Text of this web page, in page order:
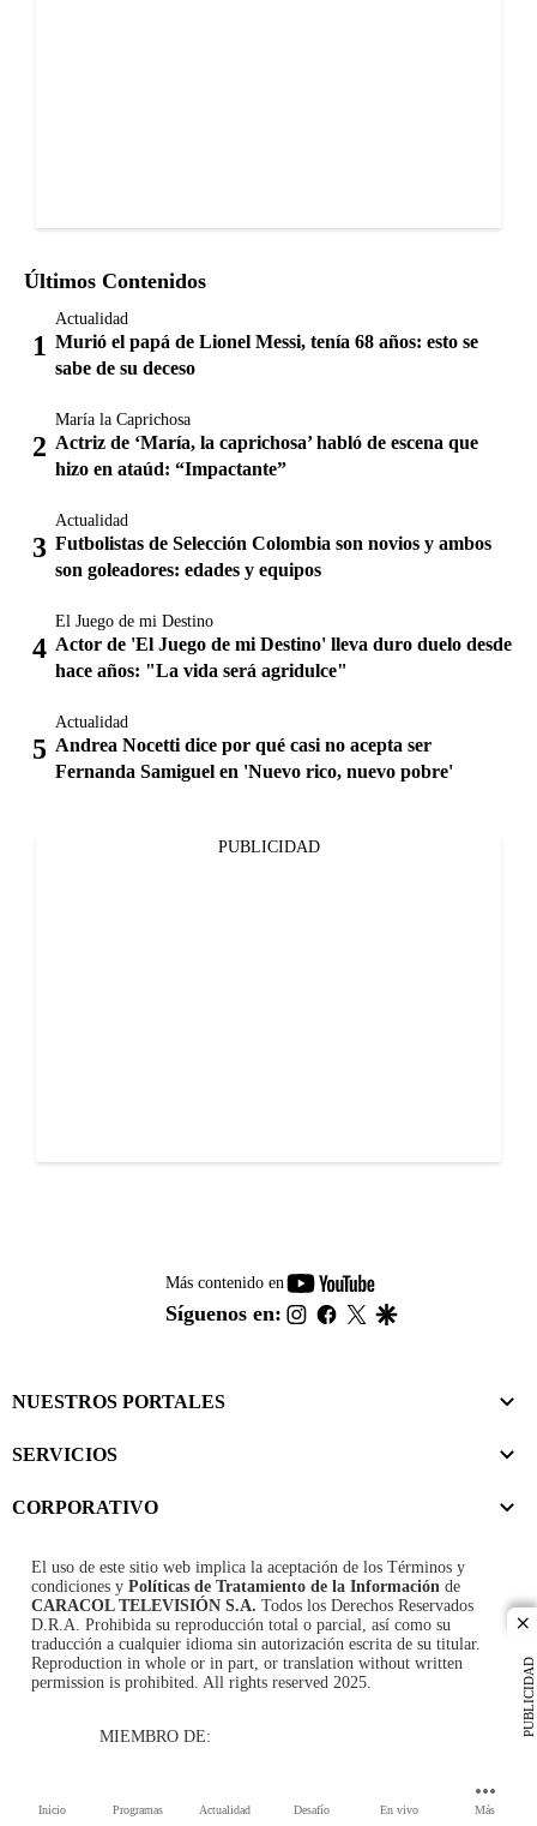
Inicio Programas Actualidad Desafío En vivo Más
PUBLICIDAD
Últimos Contenidos
Actualidad
Murió el papá de Lionel Messi, tenía 68 años: esto se
sabe de su deceso
María la Caprichosa
Actriz de ‘María, la caprichosa’ habló de escena que
hizo en ataúd: “Impactante”
Actualidad
Futbolistas de Selección Colombia son novios y ambos
son goleadores: edades y equipos
El Juego de mi Destino
Actor de 'El Juego de mi Destino' lleva duro duelo desde
hace años: "La vida será agridulce"
Actualidad
Andrea Nocetti dice por qué casi no acepta ser
Fernanda Samiguel en 'Nuevo rico, nuevo pobre'
PUBLICIDAD
Más contenido en
youtube-
footer
Síguenos en: instagram
facebook
twitter
NUESTROS PORTALES
SERVICIOS
CORPORATIVO
El uso de este sitio web implica la aceptación de los Términos y
condiciones y Políticas de Tratamiento de la Información de
CARACOL TELEVISIÓN S.A. Todos los Derechos Reservados
D.R.A. Prohibida su reproducción total o parcial, así como su
traducción a cualquier idioma sin autorización escrita de su titular.
Reproduction in whole or in part, or translation without written
permission is prohibited. All rights reserved 2025.
MIEMBRO DE: